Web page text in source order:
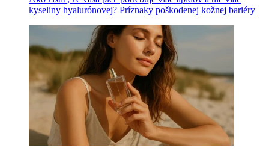
kyseliny hyalurónovej? Príznaky poškodenej kožnej bariéry